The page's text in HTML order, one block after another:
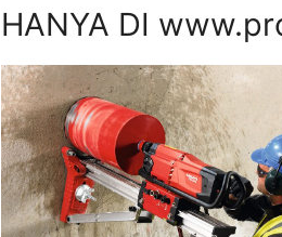
HANYA DI